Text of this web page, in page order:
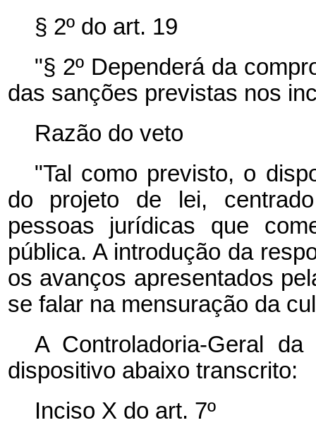
§ 2º do art. 19
"§ 2º Dependerá da
das sanções previstas nos
Razão do veto
"Tal como previsto, o
do projeto de lei,
pessoas jurídicas que
pública. A introdução da
os avanços apresentados
se falar na mensuração da
A Controladoria-Geral
dispositivo abaixo transcrito:
Inciso X do art. 7º